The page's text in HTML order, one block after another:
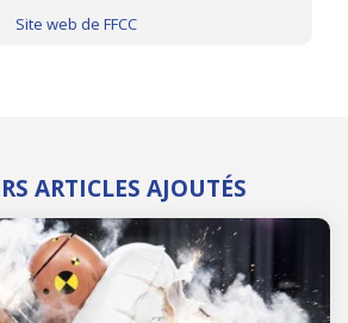
Site web de FFCC
ARTICLES AJOUTÉS